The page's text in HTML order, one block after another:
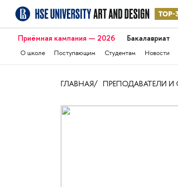
Приёмная кампания — 2026 Бакалавриат
О школе Поступающим Студентам Новости
ГЛАВНАЯ ПРЕПОДАВАТЕЛИ